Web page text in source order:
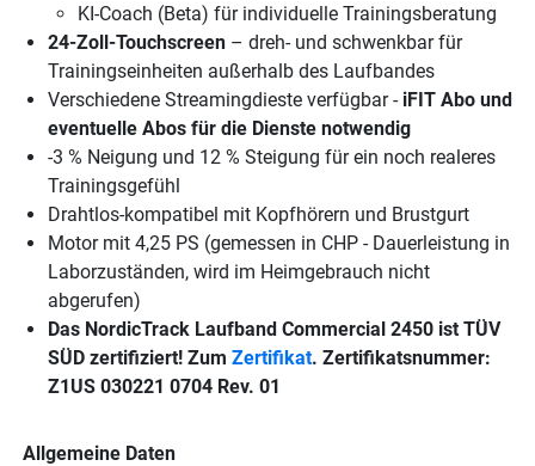
KI-Coach (Beta) für individuelle Trainingsberatung
24-Zoll-Touchscreen – dreh- und schwenkbar für
Trainingseinheiten außerhalb des Laufbandes
Verschiedene Streamingdieste verfügbar - iFIT Abo und
eventuelle Abos für die Dienste notwendig
-3 % Neigung und 12 % Steigung für ein noch realeres
Trainingsgefühl
Drahtlos-kompatibel mit Kopfhörern und Brustgurt
Motor mit 4,25 PS (gemessen in CHP - Dauerleistung in
Laborzuständen, wird im Heimgebrauch nicht
abgerufen)
Das NordicTrack Laufband Commercial 2450 ist TÜV
SÜD zertifiziert! Zum Zertifikat. Zertifikatsnummer:
Z1US 030221 0704 Rev. 01
Allgemeine Daten